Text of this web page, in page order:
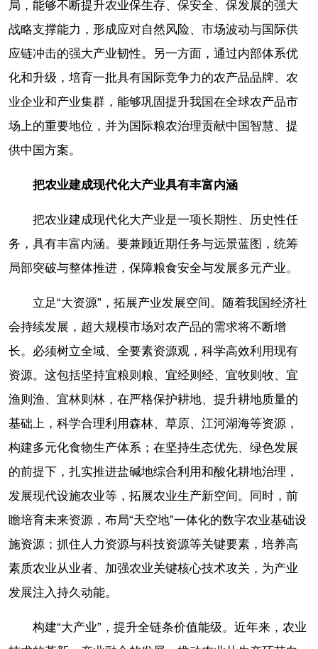
局，能够不断提升农业保生存、保安全、保发展的强大
战略支撑能力，形成应对自然风险、市场波动与国际供
应链冲击的强大产业韧性。另一方面，通过内部体系优
化和升级，培育一批具有国际竞争力的农产品品牌、农
业企业和产业集群，能够巩固提升我国在全球农产品市
场上的重要地位，并为国际粮农治理贡献中国智慧、提
供中国方案。
把农业建成现代化大产业具有丰富内涵
把农业建成现代化大产业是一项长期性、历史性任
务，具有丰富内涵。要兼顾近期任务与远景蓝图，统筹
局部突破与整体推进，保障粮食安全与发展多元产业。
立足“大资源”，拓展产业发展空间。随着我国经济社
会持续发展，超大规模市场对农产品的需求将不断增
长。必须树立全域、全要素资源观，科学高效利用现有
资源。这包括坚持宜粮则粮、宜经则经、宜牧则牧、宜
渔则渔、宜林则林，在严格保护耕地、提升耕地质量的
基础上，科学合理利用森林、草原、江河湖海等资源，
构建多元化食物生产体系；在坚持生态优先、绿色发展
的前提下，扎实推进盐碱地综合利用和酸化耕地治理，
发展现代设施农业等，拓展农业生产新空间。同时，前
瞻培育未来资源，布局“天空地”一体化的数字农业基础设
施资源；抓住人力资源与科技资源等关键要素，培养高
素质农业从业者、加强农业关键核心技术攻关，为产业
发展注入持久动能。
构建“大产业”，提升全链条价值能级。近年来，农业